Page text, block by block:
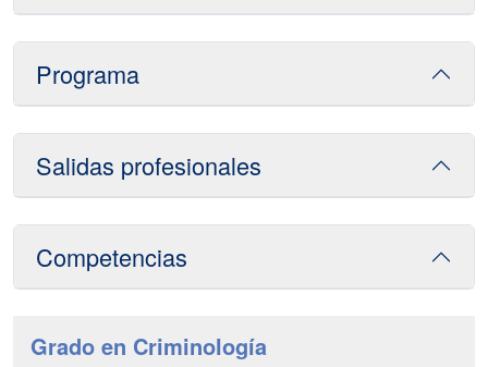
Programa
Salidas profesionales
Competencias
Grado en Criminología